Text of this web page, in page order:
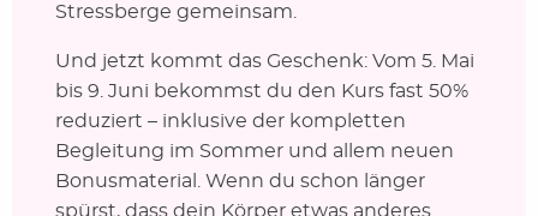
Stressberge gemeinsam.
Und jetzt kommt das Geschenk: Vom 5. Mai
bis 9. Juni bekommst du den Kurs fast 50%
reduziert – inklusive der kompletten
Begleitung im Sommer und allem neuen
Bonusmaterial. Wenn du schon länger
spürst, dass dein Körper etwas anderes